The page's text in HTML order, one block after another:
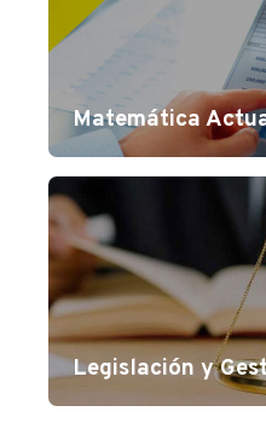
Matemática
Legislación y